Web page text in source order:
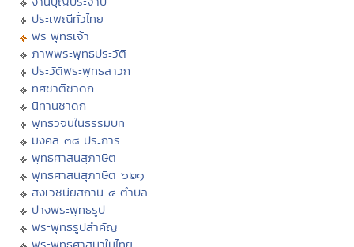
ประเพณีทั่วไทย
พระพุทธเจ้า
ภาพพระพุทธประวัติ
ประวัติพระพุทธสาวก
ทศชาติชาดก
นิทานชาดก
พุทธวจนในธรรมบท
มงคล ๓๘ ประการ
พุทธศาสนสุภาษิต
พุทธศาสนสุภาษิต ๖๒๑
สังเวชนียสถาน ๔ ตำบล
ปางพระพุทธรูป
พระพุทธรูปสำคัญ